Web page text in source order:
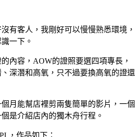
有客人，我剛好可以慢慢熟悉環境，
一下。
內容，AOW的證照要選四項專長，
深潛和高氧，只不過要換高氧的證還
月能幫店裡剪兩隻簡單的影片，一個
是介紹店內的獨木舟行程。
，作品如下：